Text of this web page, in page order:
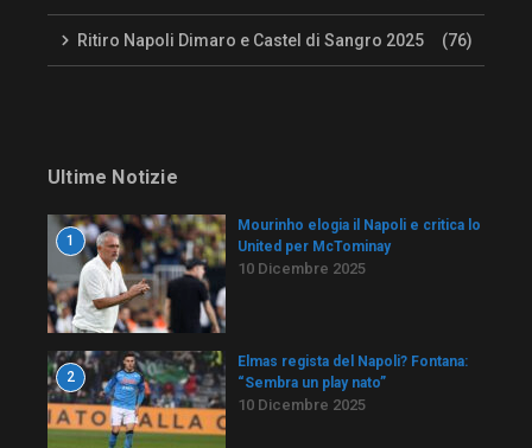
Ritiro Napoli Dimaro e Castel di Sangro 2025 (76)
Ultime Notizie
1
Mourinho elogia il Napoli e critica lo
United per McTominay
10 Dicembre 2025
2
Elmas regista del Napoli? Fontana:
“Sembra un play nato”
10 Dicembre 2025